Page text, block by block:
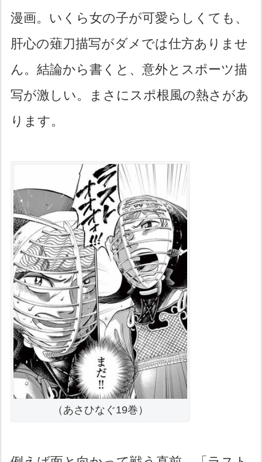
漫画。いくら女の子が可愛らしくても、
肝心の薙刀描写がダメでは仕方ありませ
ん。結論から書くと、意外とスポーツ描
写が激しい。まさにスポ根風の熱さがあ
ります。
（あさひなぐ19巻）